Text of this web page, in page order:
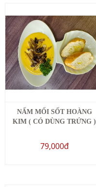
NẤM MỐI SỐT HOÀNG
KIM ( CÓ DÙNG TRỨNG )
79,000đ